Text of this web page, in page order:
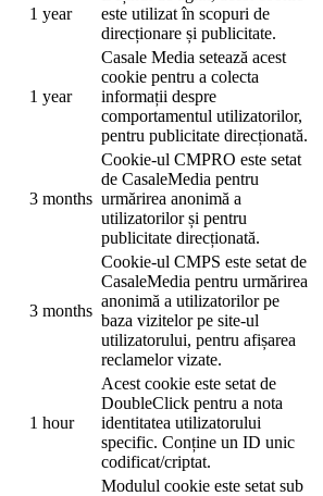
1 year
este utilizat în scopuri de
direcționare și publicitate.
1 year
Casale Media setează acest
cookie pentru a colecta
informații despre
comportamentul utilizatorilor,
pentru publicitate direcționată.
3 months
Cookie-ul CMPRO este setat
de CasaleMedia pentru
urmărirea anonimă a
utilizatorilor și pentru
publicitate direcționată.
3 months
Cookie-ul CMPS este setat de
CasaleMedia pentru urmărirea
anonimă a utilizatorilor pe
baza vizitelor pe site-ul
utilizatorului, pentru afișarea
reclamelor vizate.
1 hour
Acest cookie este setat de
DoubleClick pentru a nota
identitatea utilizatorului
specific. Conține un ID unic
codificat/criptat.
Modulul cookie este setat sub